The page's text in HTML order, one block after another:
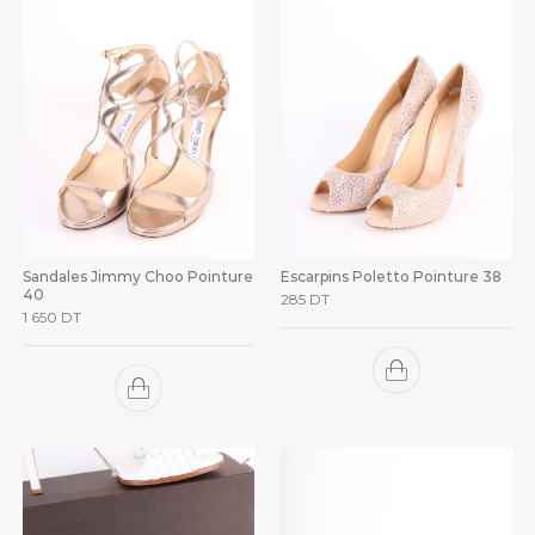
Sandales Jimmy Choo Pointure
40
1 650 DT
Escarpins Poletto Pointure 38
285 DT